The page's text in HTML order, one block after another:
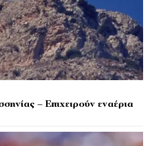
– Επιχειρούν εναέρια